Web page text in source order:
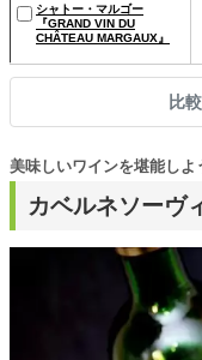
シャトー・マルゴー
『GRAND VIN DU
CHÂTEAU MARGAUX』
比
カベルネソーヴ
美味しいワインを堪能しよ